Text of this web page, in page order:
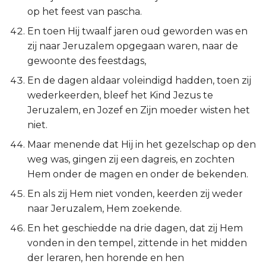
op het feest van pascha.
En toen Hij twaalf jaren oud geworden was en
zij naar Jeruzalem opgegaan waren, naar de
gewoonte des feestdags,
En de dagen aldaar voleindigd hadden, toen zij
wederkeerden, bleef het Kind Jezus te
Jeruzalem, en Jozef en Zijn moeder wisten het
niet.
Maar menende dat Hij in het gezelschap op den
weg was, gingen zij een dagreis, en zochten
Hem onder de magen en onder de bekenden.
En als zij Hem niet vonden, keerden zij weder
naar Jeruzalem, Hem zoekende.
En het geschiedde na drie dagen, dat zij Hem
vonden in den tempel, zittende in het midden
der leraren, hen horende en hen